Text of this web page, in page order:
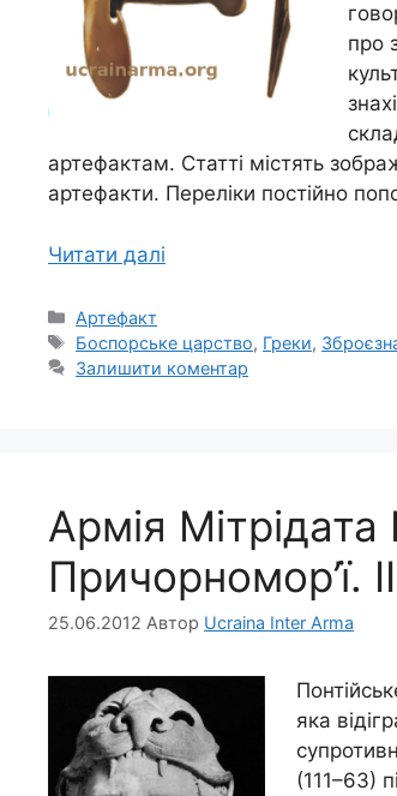
про
артефактам. Статті містять
артефакти. Переліки постійно
Читати далі
Категорії
Артефакт
Позначки
Боспорське царство, Греки,
Залишити коментар
Армія
Причорномор’ї.
25.06.2012 Автор Ucraina Inter Arma
яка
(111–63)